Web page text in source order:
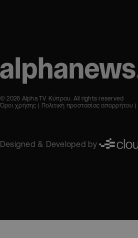
© 2026 Alpha TV Κύπρου. All rights reserved
Όροι χρήσης
Πολιτική προστασίας απορρήτου
Designed & Developed by